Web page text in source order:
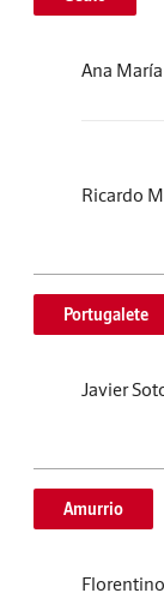
Ana
Ricardo
Portugalete
Javier
Amurrio